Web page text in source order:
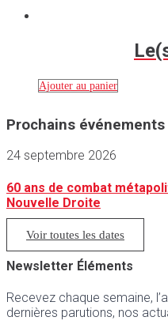
Ajouter au panier
Prochains événements
24 septembre 2026
60 ans de combat
Nouvelle Droite
Voir toutes les dates
Newsletter Éléments
Recevez chaque semaine,
dernières parutions, nos